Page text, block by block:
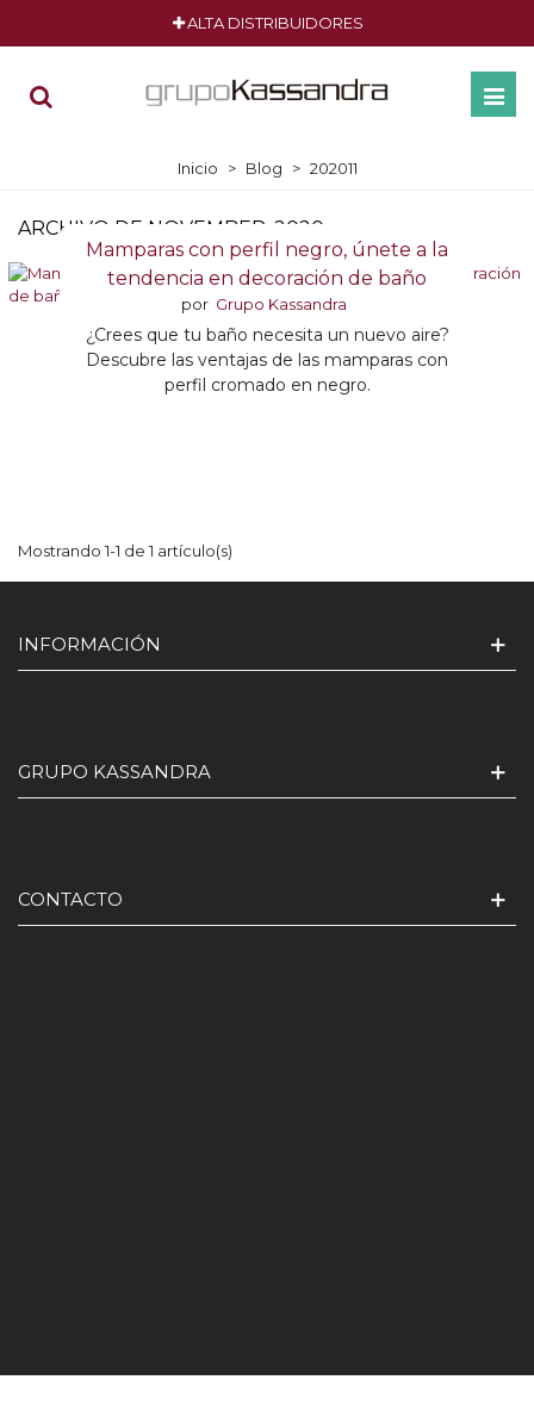
ALTA DISTRIBUIDORES
Inicio > Blog > 202011
ARCHIVO DE NOVEMBER, 2020
Mamparas con perfil negro, únete a la
tendencia en decoración de baño
por Grupo Kassandra
¿Crees que tu baño necesita un nuevo aire?
Descubre las ventajas de las mamparas con
perfil cromado en negro.
Mostrando 1-1 de 1 artículo(s)
INFORMACIÓN
GRUPO KASSANDRA
CONTACTO